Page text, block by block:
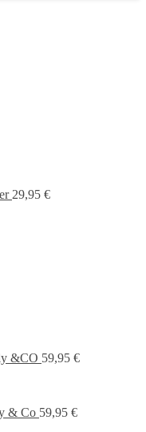
29,95 €
&CO 59,95 €
& Co 59,95 €